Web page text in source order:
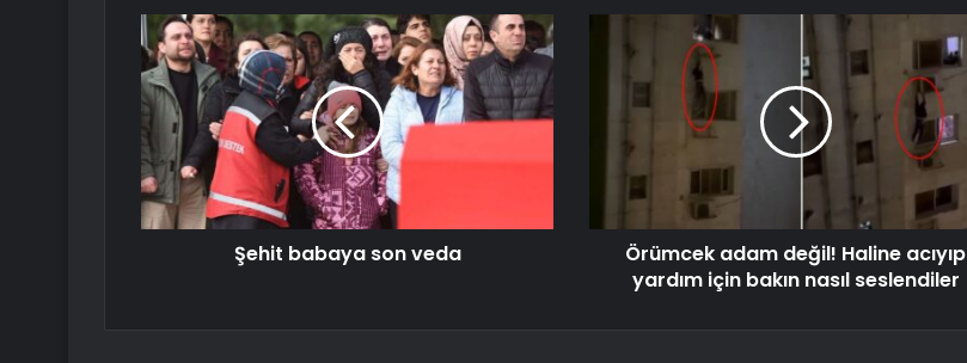
Şehit babaya son veda
Örümcek adam değil! Haline acıyıp
yardım için bakın nasıl seslendiler